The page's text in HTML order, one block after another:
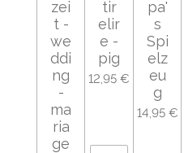
zei
t -
we
ddi
ng
-
ma
ria
ge
tir
elir
e -
pig
12,95 €
pa'
s
Spi
elz
eu
g
14,95 €